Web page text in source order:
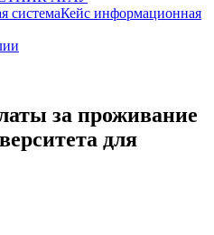
Кейс информационная
за проживание
для